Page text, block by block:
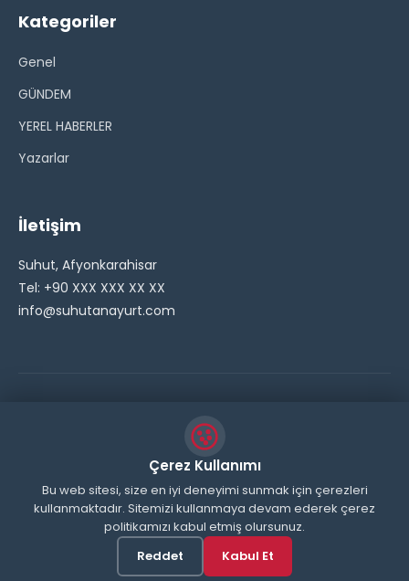
Kategoriler
Genel
GÜNDEM
YEREL HABERLER
Yazarlar
İletişim
Suhut, Afyonkarahisar
Tel: +90 XXX XXX XX XX
info@suhutanayurt.com
Çerez Kullanımı
Bu web sitesi, size en iyi deneyimi sunmak için çerezleri
kullanmaktadır. Sitemizi kullanmaya devam ederek çerez
politikamızı kabul etmiş olursunuz.
Reddet
Kabul Et
// Side Widget Resim Fix (Dosya önbelleğini aşmak için
inline ekliyoruz) function suhut_widget_image_fix() {
echo ''; } add_action('wp_head',
'suhut_widget_image_fix'); // JavaScript ile sticky
header'ı engelle function remove_sticky_header_js() {